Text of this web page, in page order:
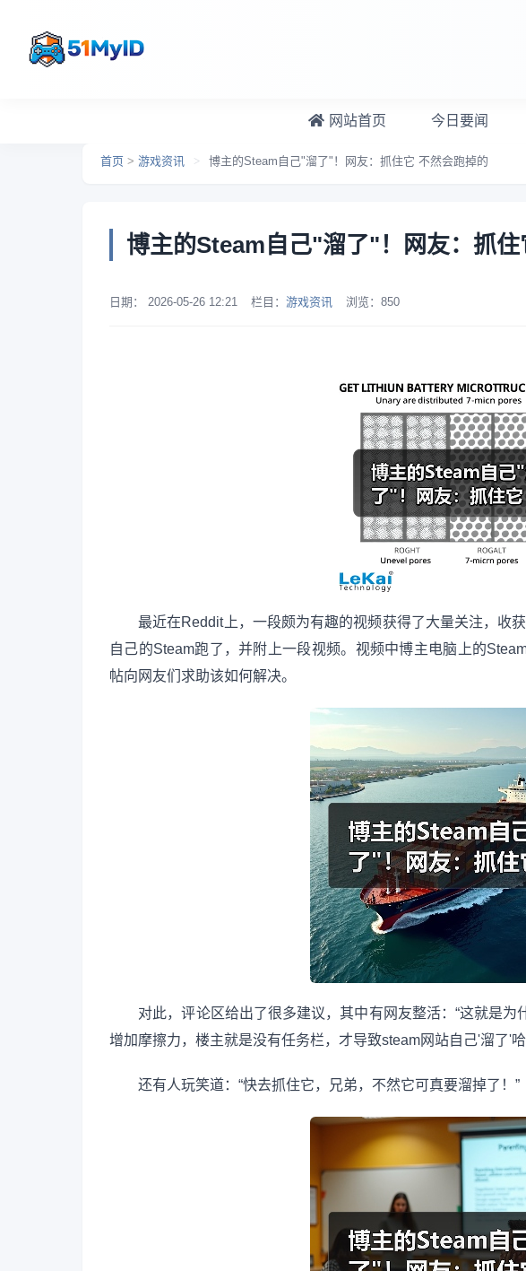
网站首页 今日要闻
首页 > 游戏资讯 > 博主的Steam自己"溜了"！网友：抓住它 不然会跑掉的
博主的Steam自己"溜了"！网友：抓
日期： 2026-05-26 12:21 栏目： 游戏资讯 浏览： 850
最近在Reddit上，一段颇为有趣的视频获得了大量关注，收
自己的Steam跑了，并附上一段视频。视频中博主电脑上的
帖向网友们求助该如何解决。
对此，评论区给出了很多建议，其中有网友整活：“这就是为
增加摩擦力，楼主就是没有任务栏，才导致steam网站自己'溜了'
还有人玩笑道：“快去抓住它，兄弟，不然它可真要溜掉了！”